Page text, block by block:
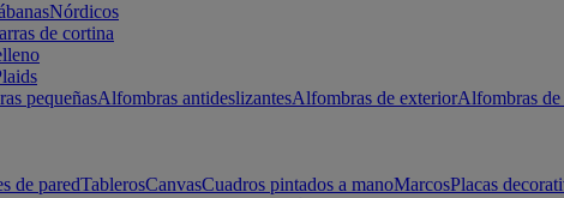
Nórdicos
de cortina
pequeñasAlfombras antideslizantesAlfombras de exteriorAlfombras de
de paredTablerosCanvasCuadros pintados a manoMarcosPlacas